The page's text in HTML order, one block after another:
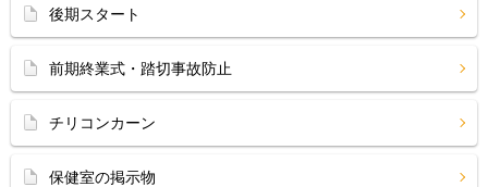
後期スタート
前期終業式・踏切事故防止
チリコンカーン
保健室の掲示物